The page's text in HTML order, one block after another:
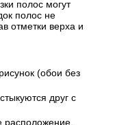
полос могут
полос не
отметки верха и
(обои без
друг с